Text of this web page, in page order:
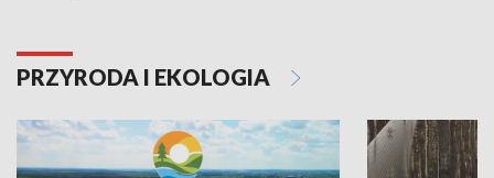
PRZYRODA I EKOLOGIA